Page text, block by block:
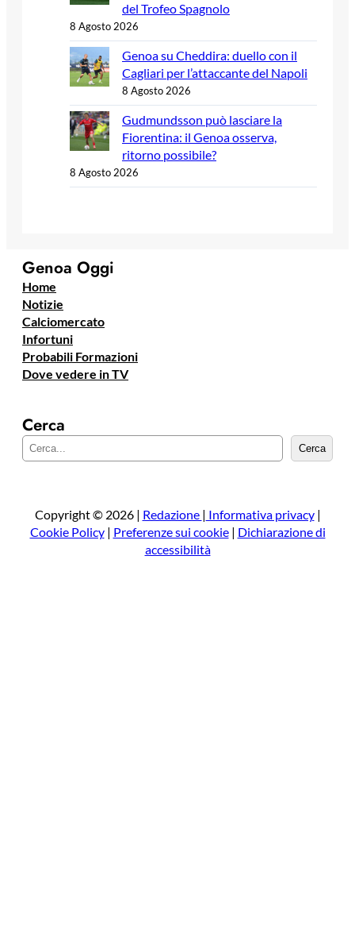
del Trofeo Spagnolo
8 Agosto 2026
Genoa su Cheddira: duello con il
Cagliari per l’attaccante del Napoli
8 Agosto 2026
Gudmundsson può lasciare la
Fiorentina: il Genoa osserva,
ritorno possibile?
8 Agosto 2026
Genoa Oggi
Home
Notizie
Calciomercato
Infortuni
Probabili Formazioni
Dove vedere in TV
Cerca
e
a
Cerca
Copyright © 2026 | Redazione | Informativa privacy|
Cookie Policy| Preferenze sui cookie| Dichiarazione di
accessibilità